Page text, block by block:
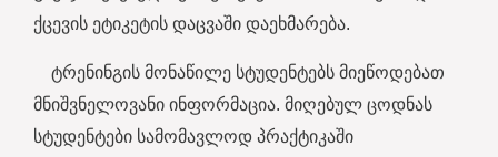
ქცევის ეტიკეტის დაცვაში დაეხმარება.
ტრენინგის მონაწილე სტუდენტებს მიეწოდებათ
მნიშვნელოვანი ინფორმაცია.️ მიღებულ ცოდნას
სტუდენტები სამომავლოდ პრაქტიკაში